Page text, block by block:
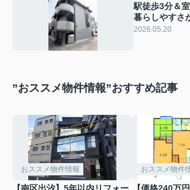
駅徒歩3分＆
暮らしやすさ
2026.05.20
”おススメ物件情報”おすすめ記事
おススメ物件情報 おススメ物件